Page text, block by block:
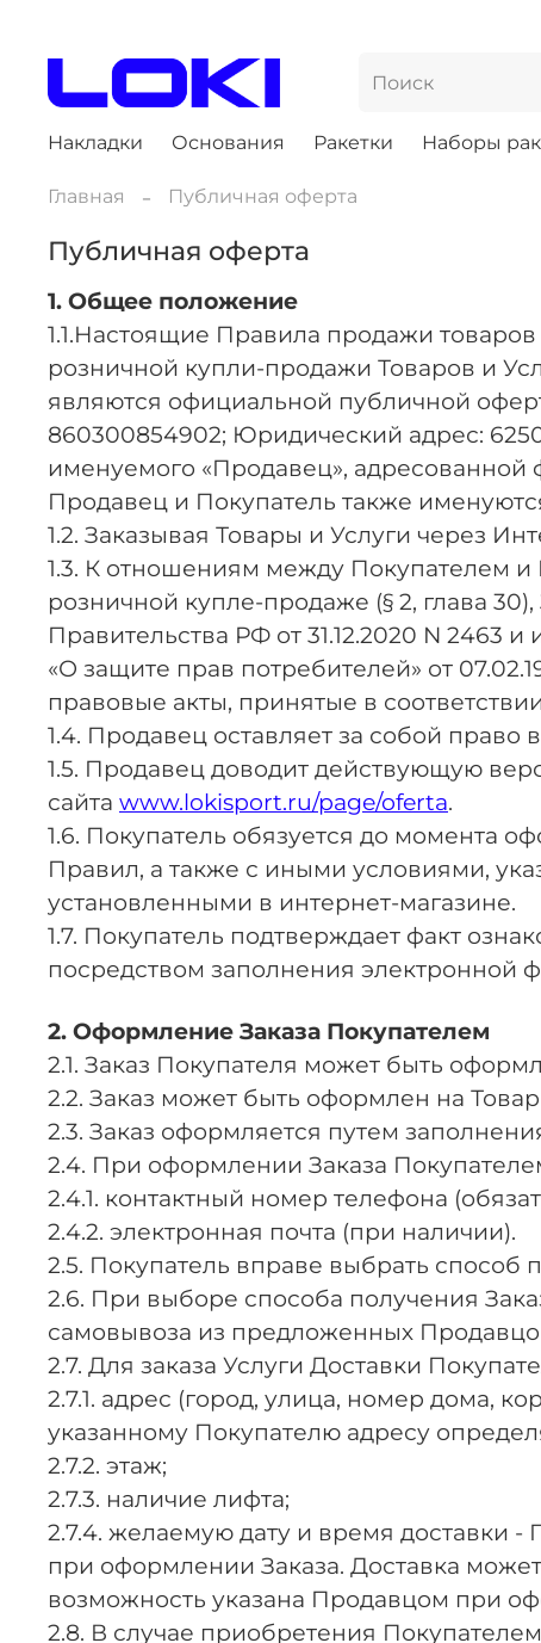
Накладки Основания Ракетки Наборы
Главная Публичная оферта
Публичная оферта
1. Общее положение
1.1.Настоящие Правила продажи
розничной купли-продажи Товаров и
являются официальной публичной
860300854902; Юридический адрес:
именуемого «Продавец»,
Продавец и Покупатель также
1.2. Заказывая Товары и Услуги через
1.3. К отношениям между Покупателем
розничной купле-продаже (§ 2, глава
Правительства РФ от 31.12.2020 N 2463
«О защите прав потребителей» от
правовые акты, принятые в
1.4. Продавец оставляет за собой
1.5. Продавец доводит действующую
сайта www.lokisport.ru/page/oferta.
1.6. Покупатель обязуется до момента
Правил, а также с иными условиями,
установленными в интернет-магазине.
1.7. Покупатель подтверждает факт
посредством заполнения электронной
2. Оформление Заказа Покупателем
2.1. Заказ Покупателя может быть
2.2. Заказ может быть оформлен на
2.3. Заказ оформляется путем
2.4. При оформлении Заказа
2.4.1. контактный номер телефона
2.4.2. электронная почта (при наличии).
2.5. Покупатель вправе выбрать
2.6. При выборе способа получения
самовывоза из предложенных
2.7. Для заказа Услуги Доставки
2.7.1. адрес (город, улица, номер дома,
указанному Покупателю адресу
2.7.2. этаж;
2.7.3. наличие лифта;
2.7.4. желаемую дату и время доставки
при оформлении Заказа. Доставка
возможность указана Продавцом при
2.8. В случае приобретения